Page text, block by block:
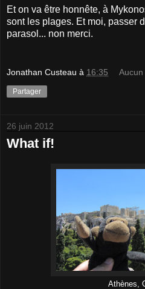
Et on va être honnête, à
sont les plages. Et moi, passer
parasol... non merci.
Jonathan Custeau à 16:35
Partager
26 juin 2012
What if!
Athènes,